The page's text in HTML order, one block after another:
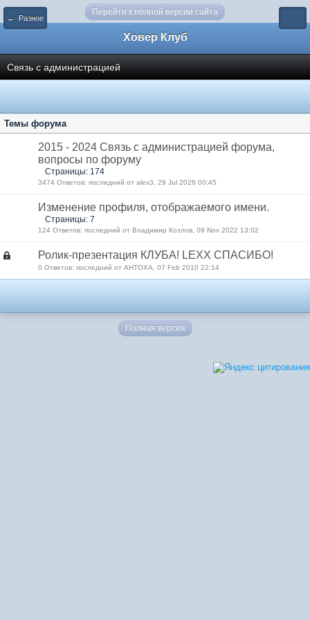
Перейти к полной версии сайта
← Разное
Ховер Клуб
Связь с администрацией
Темы форума
2015 - 2024 Связь с администрацией форума,
вопросы по форуму
Страницы: 174
3474 Ответов: последний от alex3, 29 Jul 2026 00:45
Изменение профиля, отображаемого имени.
Страницы: 7
124 Ответов: последний от Владимир Козлов, 09 Nov 2022 13:02
Ролик-презентация КЛУБА! LEXX СПАСИБО!
0 Ответов: последний от AHTOXA, 07 Feb 2010 22:14
Полная версия